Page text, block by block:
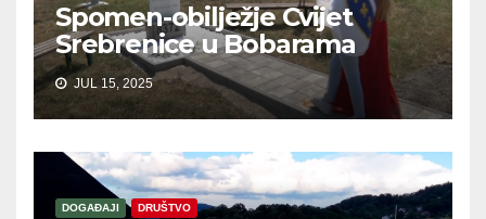
Spomen-obilježje Cvijet
Srebrenice u Bobarama
JUL 15, 2025
DOGAĐAJI DRUŠTVO